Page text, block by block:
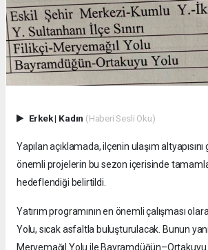
Erkek| Kadın (Haberi Sesli Oku)
Yapılan açıklamada, ilçenin ulaşım
önemli projelerin bu sezon içerisinde
hedeflendiği belirtildi.
Yatırım programının en önemli çalışması
Yolu, sıcak asfaltla buluşturulacak. Bunun
Meryemağıl Yolu ile